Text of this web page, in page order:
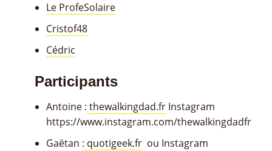
Le ProfeSolaire
Cristof48
Cédric
Participants
Antoine : thewalkingdad.fr Instagram
https://www.instagram.com/thewalkingdadfr
Gaëtan : quotigeek.fr ou Instagram